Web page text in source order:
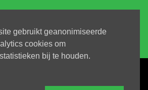
gebruikt geanonimiseerde
cookies om
bij te houden.